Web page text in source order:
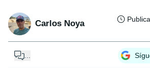
Carlos Noya